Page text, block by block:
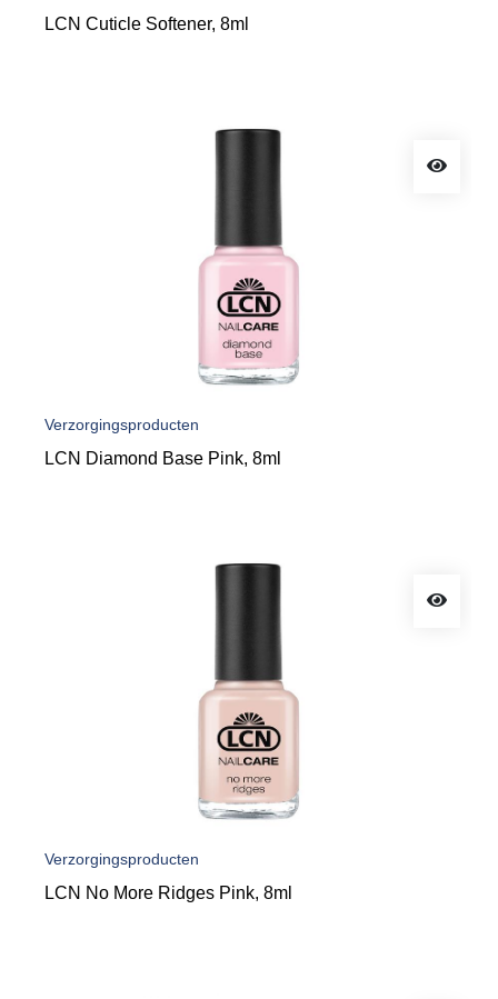
LCN Cuticle Softener, 8ml
Verzorgingsproducten
LCN Diamond Base Pink, 8ml
Verzorgingsproducten
LCN No More Ridges Pink, 8ml